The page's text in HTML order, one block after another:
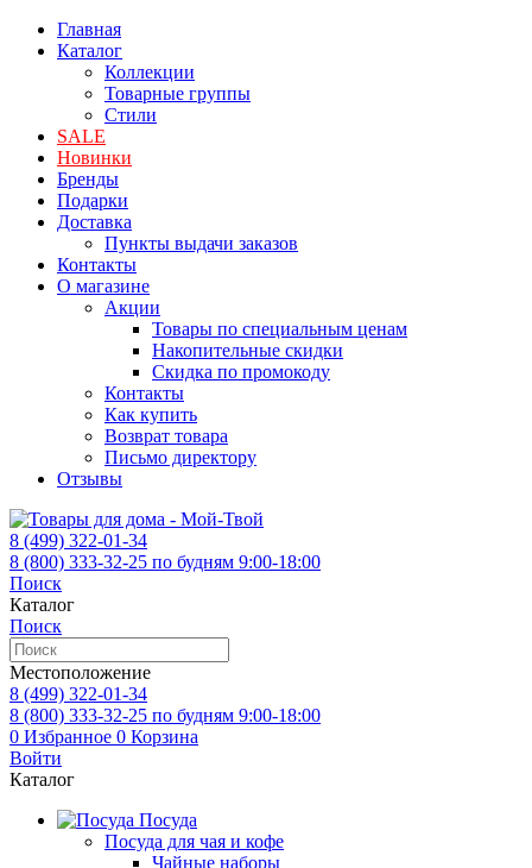
Главная
Каталог
Коллекции
Товарные группы
Стили
SALE
Новинки
Бренды
Подарки
Доставка
Пункты выдачи заказов
Контакты
О магазине
Акции
Товары по специальным ценам
Накопительные скидки
Скидка по промокоду
Контакты
Как купить
Возврат товара
Письмо директору
Отзывы
8 (499) 322-01-34
8 (800) 333-32-25 по будням 9:00-18:00
Поиск
Каталог
Поиск
Местоположение
8 (499) 322-01-34
8 (800) 333-32-25 по будням 9:00-18:00
0 Избранное 0 Корзина
Войти
Каталог
Посуда
Посуда для чая и кофе
Чайные наборы